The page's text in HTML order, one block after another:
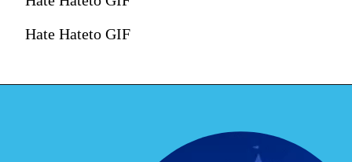
Hate Hateto GIF